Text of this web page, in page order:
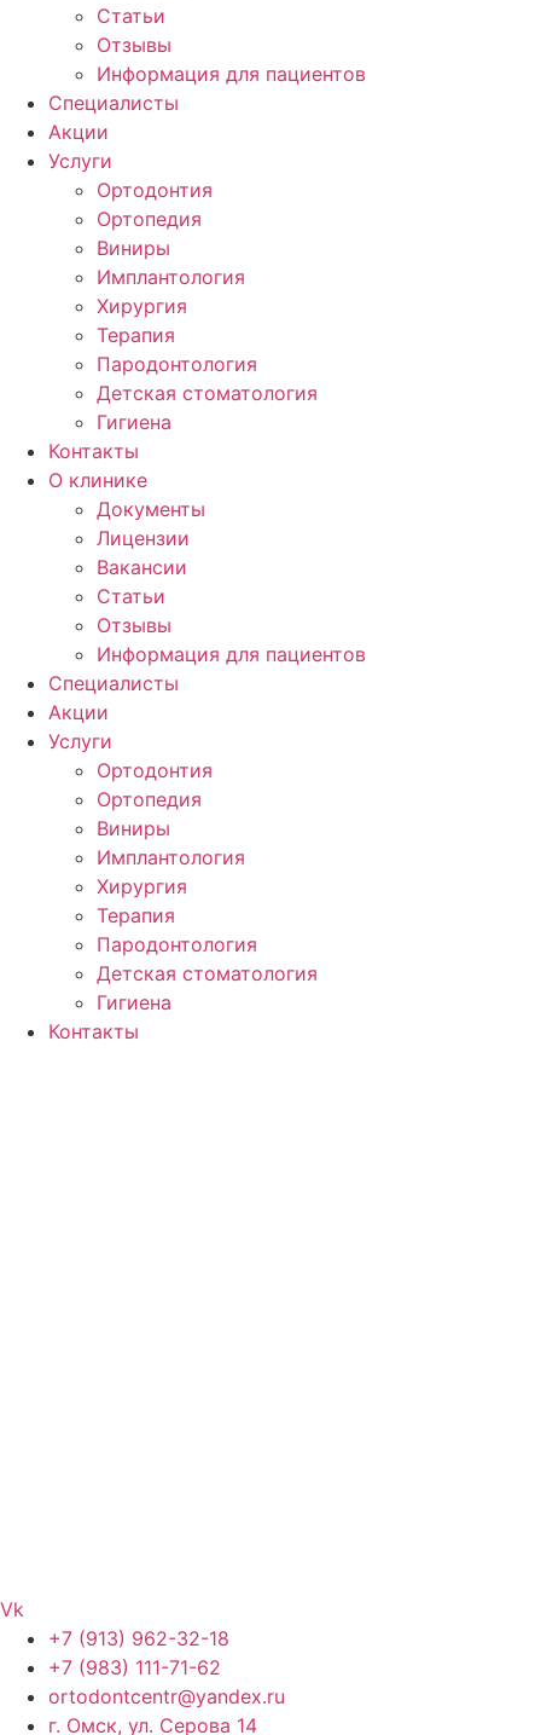
Статьи
Отзывы
Информация для пациентов
Специалисты
Акции
Услуги
Ортодонтия
Ортопедия
Виниры
Имплантология
Хирургия
Терапия
Пародонтология
Детская стоматология
Гигиена
Контакты
О клинике
Документы
Лицензии
Вакансии
Статьи
Отзывы
Информация для пациентов
Специалисты
Акции
Услуги
Ортодонтия
Ортопедия
Виниры
Имплантология
Хирургия
Терапия
Пародонтология
Детская стоматология
Гигиена
Контакты
Vk
+7 (913) 962-32-18
+7 (983) 111-71-62
ortodontcentr@yandex.ru
г. Омск, ул. Серова 14